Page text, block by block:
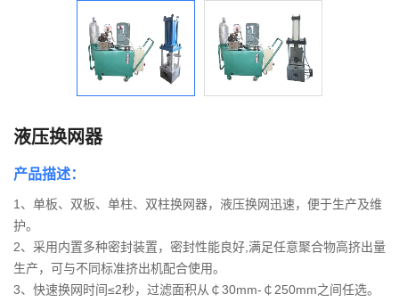
液压换网器
产品描述：
1、单板、双板、单柱、双柱换网器，液压换网迅速，便于生产及维
护。
2、采用内置多种密封装置，密封性能良好,满足任意聚合物高挤出量
生产，可与不同标准挤出机配合使用。
3、快速换网时间≤2秒，过滤面积从￠30mm-￠250mm之间任选。